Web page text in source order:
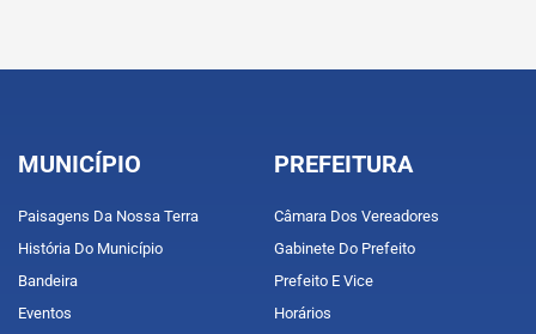
MUNICÍPIO
Paisagens Da Nossa Terra
História Do Município
Bandeira
Eventos
PREFEITURA
Câmara Dos Vereadores
Gabinete Do Prefeito
Prefeito E Vice
Horários